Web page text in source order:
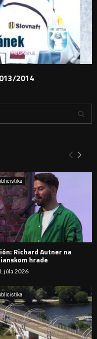
2014
Y
H
D
A
N
I
Richard Autner na
hrade
júla 2026